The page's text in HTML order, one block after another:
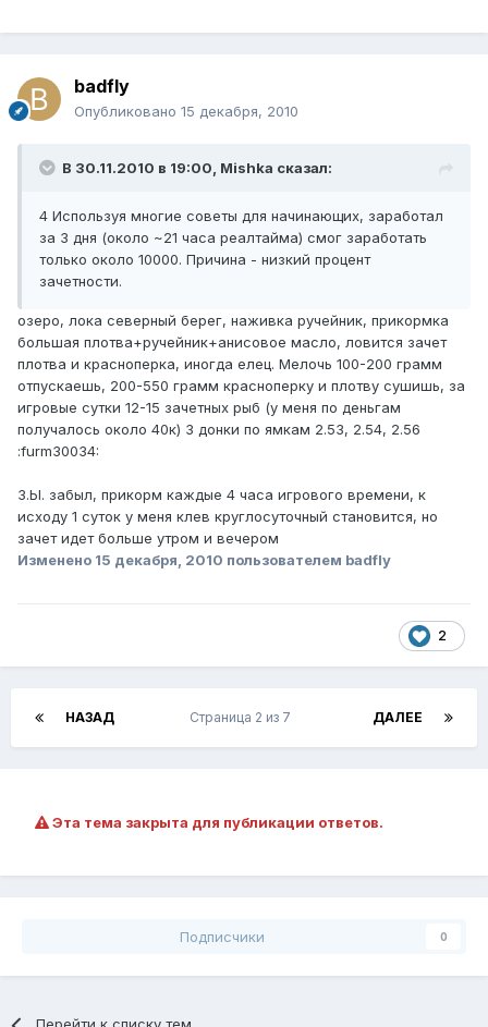
badfly
Опубликовано 15 декабря, 2010
В 30.11.2010 в 19:00, Mishka сказал:
4 Используя многие советы для начинающих, заработал
за 3 дня (около ~21 часа реалтайма) смог заработать
только около 10000. Причина - низкий процент
зачетности.
озеро, лока северный берег, наживка ручейник, прикормка
большая плотва+ручейник+анисовое масло, ловится зачет
плотва и красноперка, иногда елец. Мелочь 100-200 грамм
отпускаешь, 200-550 грамм красноперку и плотву сушишь, за
игровые сутки 12-15 зачетных рыб (у меня по деньгам
получалось около 40к) 3 донки по ямкам 2.53, 2.54, 2.56
:furm30034:
З.Ы. забыл, прикорм каждые 4 часа игрового времени, к
исходу 1 суток у меня клев круглосуточный становится, но
зачет идет больше утром и вечером
Изменено 15 декабря, 2010 пользователем badfly
2
НАЗАД ДАЛЕЕ
Страница 2 из 7
Эта тема закрыта для публикации ответов.
Подписчики 0